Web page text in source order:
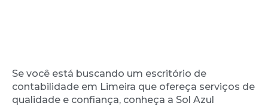
Se você está buscando um escritório de
contabilidade em Limeira que ofereça serviços de
qualidade e confiança, conheça a Sol Azul